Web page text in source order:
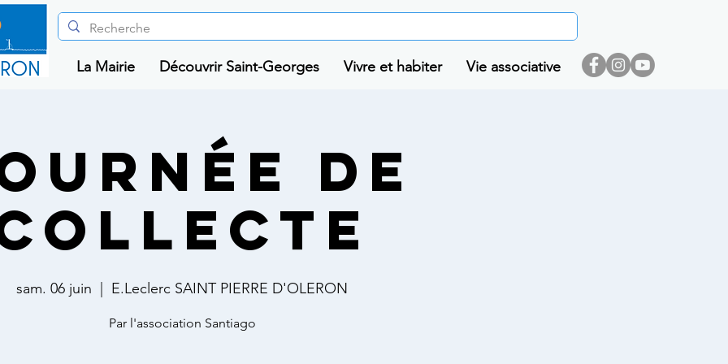
La Mairie Découvrir Saint-Georges Vivre et habiter Vie associative
de
sam. 06 juin E.Leclerc SAINT PIERRE D'OLERON
Par l'association Santiago